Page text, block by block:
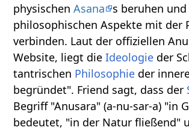
physischenAsana
s beruhen
philosophischen Aspekte mit der
verbinden. Laut der offiziellen
Website, liegt dieIdeologie der
tantrischen Philosophie der
begründet". Friend sagt, dass der
Begriff "Anusara" (a-nu-sar-a) "in
bedeutet, "in der Natur fließend"